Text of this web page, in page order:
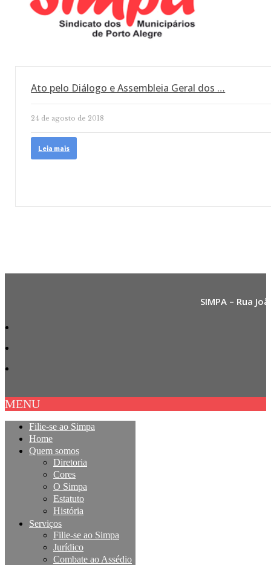
Ato pelo Diálogo e Assembleia Geral dos …
24 de agosto de 2018
Leia mais
SIMPA – Rua
MENU
Filie-se ao Simpa
Home
Quem somos
Diretoria
Cores
O Simpa
Estatuto
História
Serviços
Filie-se ao Simpa
Jurídico
Combate ao Assédio